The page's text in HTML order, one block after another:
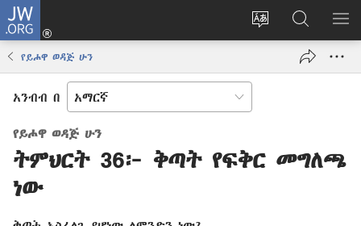
JW.ORG
የድረ
ግባ
(አዲስ
JW.ORG
ላይ
መፈለጊያ
የይሖዋ ወዳጅ ሁን
አንብብ በ
የይሖዋ ወዳጅ ሁን
ትምህርት 36፦ ቅጣት የፍቅር መግለጫ
ነው